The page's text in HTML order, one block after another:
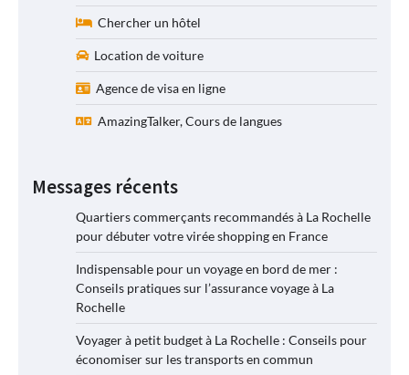
Chercher un hôtel
Location de voiture
Agence de visa en ligne
AmazingTalker, Cours de langues
Messages récents
Quartiers commerçants recommandés à La Rochelle
pour débuter votre virée shopping en France
Indispensable pour un voyage en bord de mer :
Conseils pratiques sur l’assurance voyage à La
Rochelle
Voyager à petit budget à La Rochelle : Conseils pour
économiser sur les transports en commun